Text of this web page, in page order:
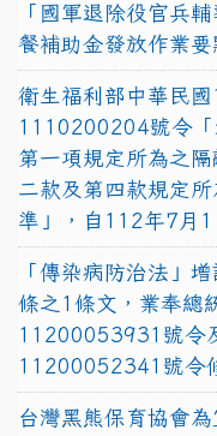
「國軍退除役官兵
餐補助金發放作業
衛生福利部中華民
1110200204號令「
第一項規定所為之
二款及第四款規定
準」，自112年7月1
「傳染病防治法」
條之1條文，業奉總
11200053931號令
11200052341號令
台灣黑熊保育協會